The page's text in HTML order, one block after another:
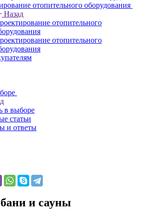
отопительного оборудования
Назад
отопительного
отопительного
в выборе
статьи
и ответы
и сауны